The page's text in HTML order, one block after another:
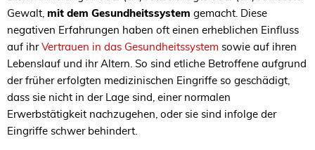
Gewalt, mit dem Gesundheitssystem gemacht. Diese
negativen Erfahrungen haben oft einen erheblichen Einfluss
auf ihrVertrauen in das Gesundheitssystem sowie auf ihren
Lebenslauf und ihr Altern. So sind etliche Betroffene aufgrund
der früher erfolgten medizinischen Eingriffe so geschädigt,
dass sie nicht in der Lage sind, einer normalen
Erwerbstätigkeit nachzugehen, oder sie sind infolge der
Eingriffe schwer behindert.